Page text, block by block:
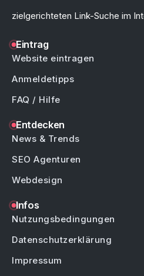
zielgerichteten Link-Suche im
Eintrag
Website eintragen
Anmeldetipps
FAQ / Hilfe
Entdecken
News & Trends
SEO Agenturen
Webdesign
Infos
Nutzungsbedingungen
Datenschutzerklärung
Impressum